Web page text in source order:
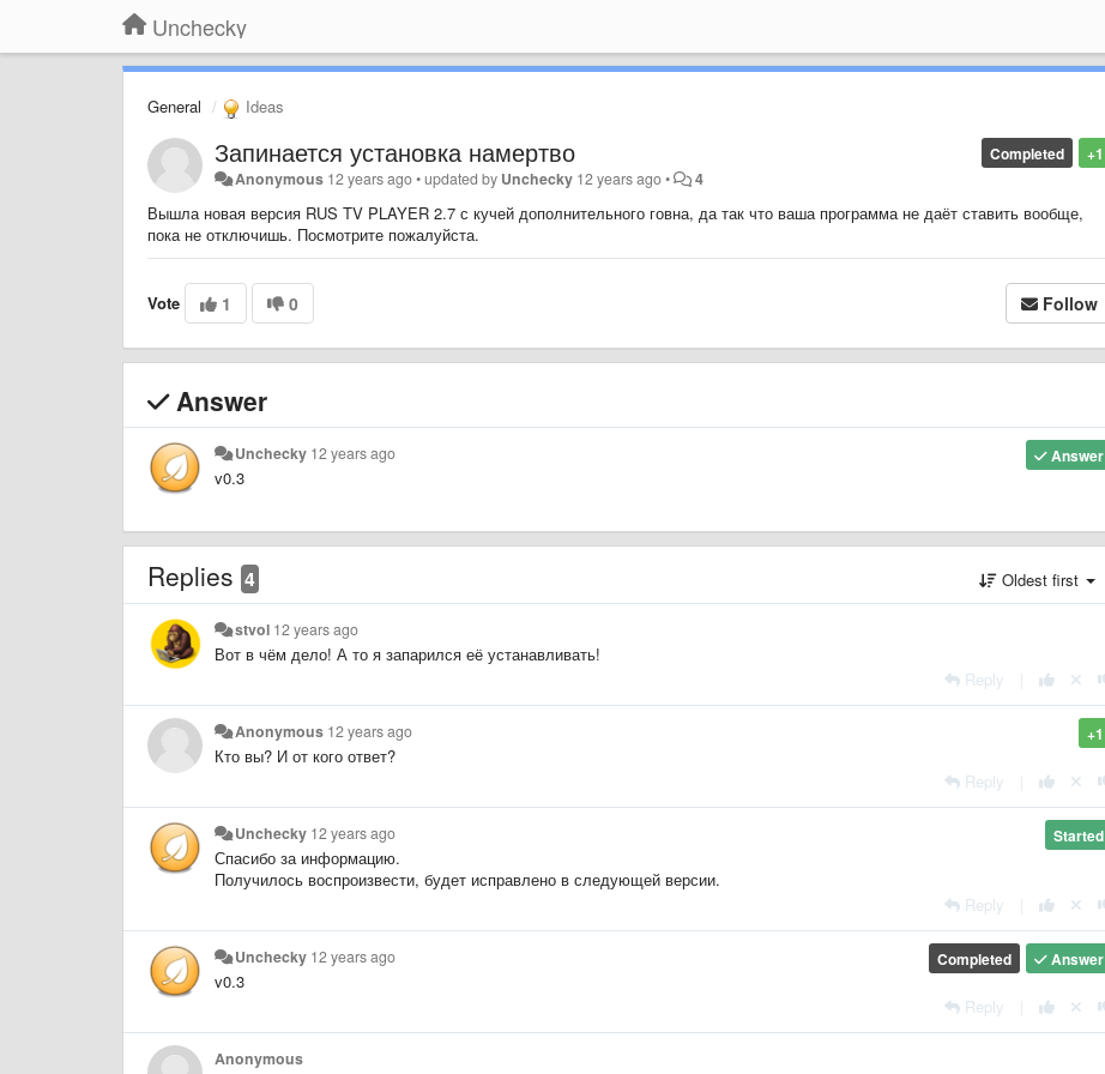
Unchecky
General Ideas
+1
Completed
Запинается установка намертво
Anonymous 12 years ago•updated by Unchecky 12 years ago• 4
Вышла новая версия RUS TV PLAYER 2.7 с кучей дополнительного говна, да так что ваша программа не даёт ставить вообще,
пока не отключишь. Посмотрите пожалуйста.
Vote 1 0 Follow
Answer
Answer
Unchecky 12 years ago
v0.3
Replies 4 Oldest first
stvol 12 years ago
Вот в чём дело! А то я запарился её устанавливать!
Reply
+1
Anonymous 12 years ago
Кто вы? И от кого ответ?
Reply
Started
Unchecky 12 years ago
Спасибо за информацию.
Получилось воспроизвести, будет исправлено в следующей версии.
Reply
Answer
Completed
Unchecky 12 years ago
v0.3
Reply
Anonymous